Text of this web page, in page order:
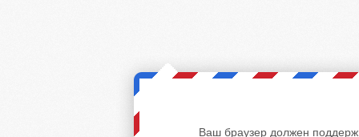
Ваш браузер должен